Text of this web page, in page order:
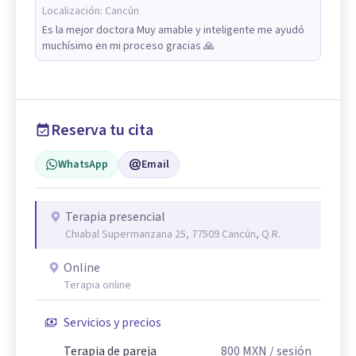
Localización: Cancún
Es la mejor doctora Muy amable y inteligente me ayudó
muchísimo en mi proceso gracias 🙏
Reserva tu cita
WhatsApp Email
Terapia presencial
Chiabal Supermanzana 25, 77509 Cancún, Q.R.
Online
Terapia online
Servicios y precios
Terapia de pareja
800 MXN / sesión